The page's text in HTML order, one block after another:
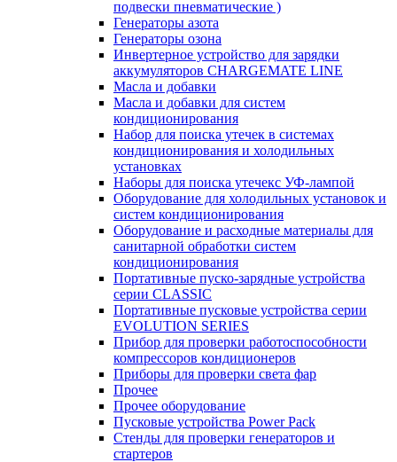
подвески пневматические )
Генераторы азота
Генераторы озона
Инвертерное устройство для зарядки
аккумуляторов CHARGEMATE LINE
Масла и добавки
Масла и добавки для систем
кондиционирования
Набор для поиска утечек в системах
кондиционирования и холодильных
установках
Наборы для поиска утечекс УФ-лампой
Оборудование для холодильных установок и
систем кондиционирования
Оборудование и расходные материалы для
санитарной обработки систем
кондиционирования
Портативные пуско-зарядные устройства
серии CLASSIC
Портативные пусковые устройства серии
EVOLUTION SERIES
Прибор для проверки работоспособности
компрессоров кондиционеров
Приборы для проверки света фар
Прочее
Прочее оборудование
Пусковые устройства Power Pack
Стенды для проверки генераторов и
стартеров